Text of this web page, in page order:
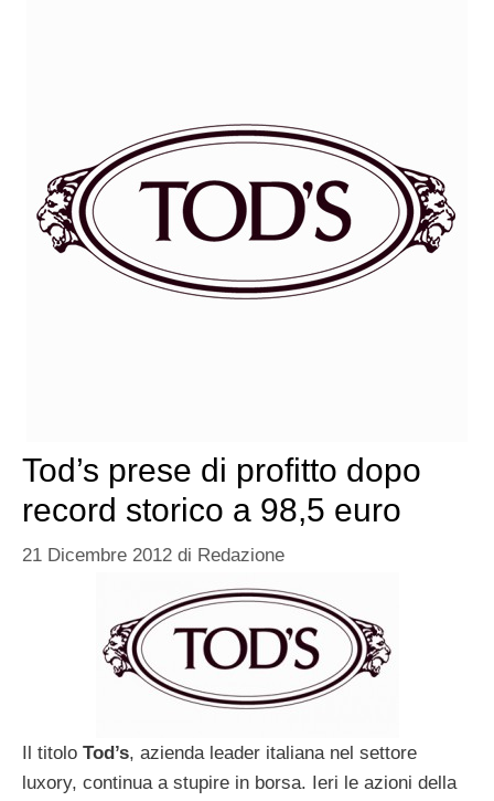
Tod’s prese di profitto dopo
record storico a 98,5 euro
21 Dicembre 2012 di Redazione
Il titolo Tod’s, azienda leader italiana nel settore
luxory, continua a stupire in borsa. Ieri le azioni della